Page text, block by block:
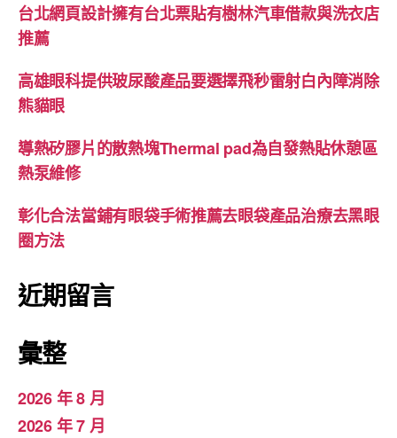
台北網頁設計擁有台北票貼有樹林汽車借款與洗衣店
推薦
高雄眼科提供玻尿酸產品要選擇飛秒雷射白內障消除
熊貓眼
導熱矽膠片的散熱塊Thermal pad為自發熱貼休憩區
熱泵維修
彰化合法當鋪有眼袋手術推薦去眼袋產品治療去黑眼
圈方法
近期留言
彙整
2026 年 8 月
2026 年 7 月